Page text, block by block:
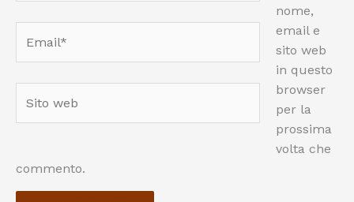
web
nome,
email e
sito web
in questo
browser
per la
prossima
volta che
commento.